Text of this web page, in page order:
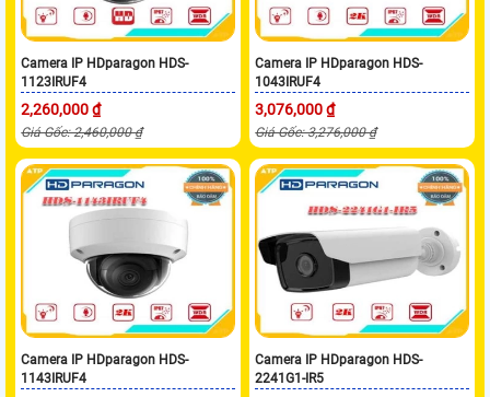
Camera IP HDparagon HDS-
1123IRUF4
2,260,000 ₫
Giá Gốc: 2,460,000 ₫
Camera IP HDparagon HDS-
1043IRUF4
3,076,000 ₫
Giá Gốc: 3,276,000 ₫
Camera IP HDparagon HDS-
1143IRUF4
Camera IP HDparagon HDS-
2241G1-IR5